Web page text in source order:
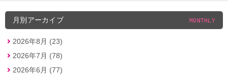
月別アーカイブ MONTHLY
2026年8月 (23)
2026年7月 (78)
2026年6月 (77)